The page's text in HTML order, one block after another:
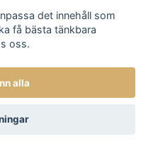
och Profil
det innehåll som
få bästa tänkbara
oss.
alla